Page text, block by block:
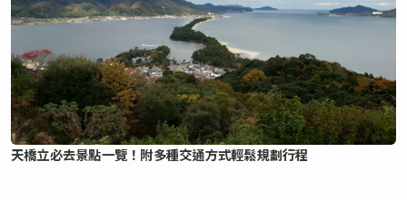
天橋立必去景點一覽！附多種交通方式輕鬆規劃行程